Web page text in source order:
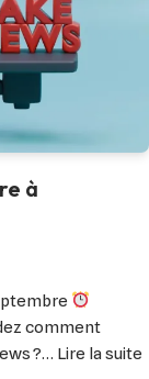
à
comment
?… Lire la suite